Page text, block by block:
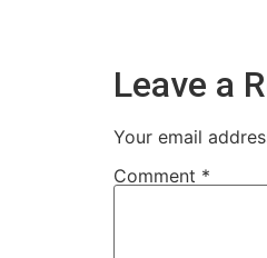
Leave a
Your email
Comment *